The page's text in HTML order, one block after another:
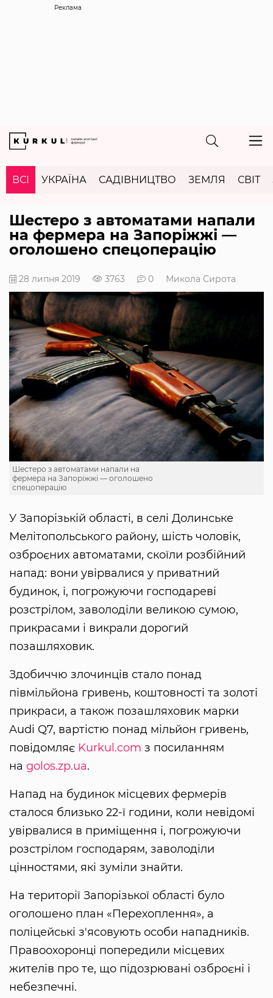
Реклама
ВСІ УКРАЇНА САДІВНИЦТВО ЗЕМЛЯ СВІТ
Шестеро з автоматами напали
на фермера на Запоріжжі —
оголошено спецоперацію
28 липня 2019 3763 0 Микола Сирота
Шестеро з автоматами напали на
фермера на Запоріжжі — оголошено
спецоперацію
У Запорізькій області, в селі Долинське
Мелітопольського району, шість чоловік,
озброєних автоматами, скоїли розбійний
напад: вони увірвалися у приватний
будинок, і, погрожуючи господареві
розстрілом, заволоділи великою сумою,
прикрасами і викрали дорогий
позашляховик.
Здобиччю злочинців стало понад
півмільйона гривень, коштовності та золоті
прикраси, а також позашляховик марки
Audi Q7, вартістю понад мільйон гривень,
повідомляє Kurkul.com з посиланням
на golos.zp.ua.
Напад на будинок місцевих фермерів
сталося близько 22-ї години, коли невідомі
увірвалися в приміщення і, погрожуючи
розстрілом господарям, заволоділи
цінностями, які зуміли знайти.
На території Запорізької області було
оголошено план «Перехоплення», а
поліцейські з'ясовують особи нападників.
Правоохоронці попередили місцевих
жителів про те, що підозрювані озброєні і
небезпечні.